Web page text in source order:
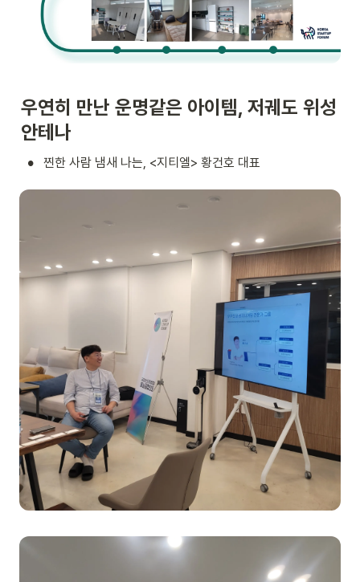
우연히 만난 운명같은 아이템, 저궤도 위성
안테나
• 찐한 사람 냄새 나는, <지티엘> 황건호 대표